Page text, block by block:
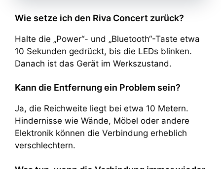
Wie setze ich den Riva Concert zurück?
Halte die „Power“- und „Bluetooth“-Taste etwa
10 Sekunden gedrückt, bis die LEDs blinken.
Danach ist das Gerät im Werkszustand.
Kann die Entfernung ein Problem sein?
Ja, die Reichweite liegt bei etwa 10 Metern.
Hindernisse wie Wände, Möbel oder andere
Elektronik können die Verbindung erheblich
verschlechtern.